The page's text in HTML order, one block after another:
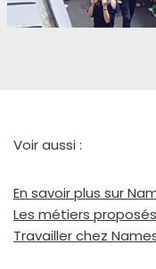
Voir aus­si :
En savoir plus sur
Les métiers
Travailler chez